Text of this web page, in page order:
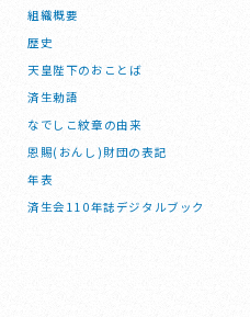
組織概要
歴史
天皇陛下のおことば
済生勅語
なでしこ紋章の由来
恩賜(おんし)財団の表記
年表
済生会110年誌デジタルブック